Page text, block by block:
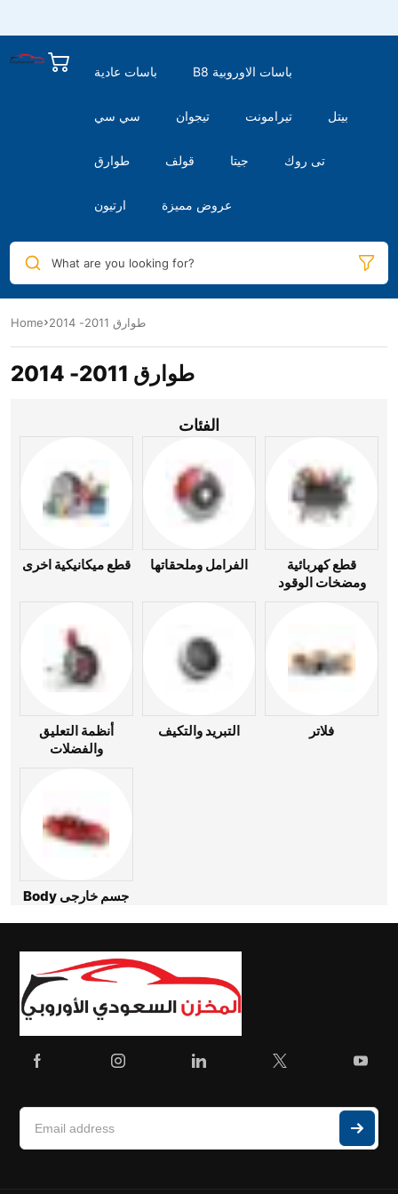
باسات عادية B8 باسات الاوروبية
سي سي تيجوان تيرامونت بيتل
طوارق قولف جيتا تى روك
ارتيون عروض مميزة
What are you looking for?
Home طوارق 2011- 2014
طوارق 2011- 2014
الفئات
قطع ميكانيكية اخرى الفرامل وملحقاتها
قطع كهربائية
ومضخات الوقود
أنظمة التعليق
والفضلات
التبريد والتكيف فلاتر
Body جسم خارجى